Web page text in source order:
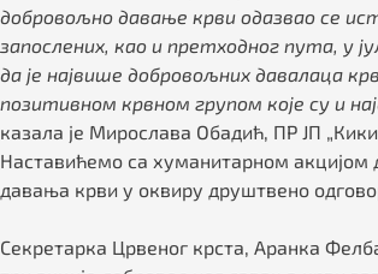
добровољно давање крви одазвао се
запослених, као и претходног пута, у
да је највише добровољних давалаца
позитивном крвном групом које су и
казала је Мирослава Обадић, ПР ЈП
Наставићемо са хуманитарном акцијом
давања крви у оквиру друштвено
Секретарка Црвеног крста, Аранка